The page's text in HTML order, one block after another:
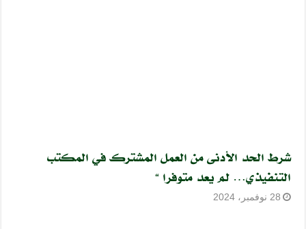
شرط الحد الأدنى من العمل المشترك في المكتب
التنفيذي… لم يعد متوفرا “
28 نوفمبر، 2024